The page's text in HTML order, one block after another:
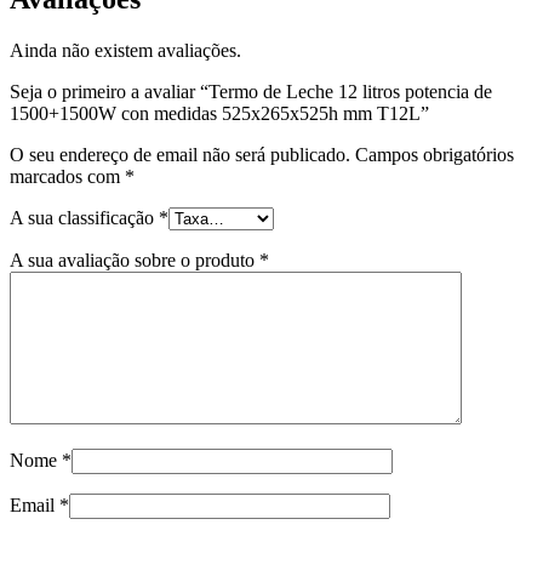
Ainda não existem avaliações.
Seja o primeiro a avaliar “Termo de Leche 12 litros potencia de
1500+1500W con medidas 525x265x525h mm T12L”
O seu endereço de email não será publicado. Campos obrigatórios
marcados com *
A sua classificação *
A sua avaliação sobre o produto *
Nome *
Email *